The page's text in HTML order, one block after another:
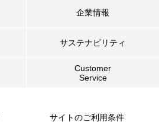
企業情報
サステナビリティ
Customer
Service
サイトのご利用条件